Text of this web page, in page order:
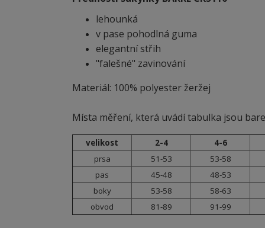
lehounká
v pase pohodlná guma
elegantní střih
"falešné" zavinování
Materiál: 100% polyester žeržej
Místa měření, která uvádí tabulka jsou
velikost 2-4
4-6
prsa
51-53
53-58
pas
45-48
48-53
boky
53-58
58-63
obvod
81-89 91-99